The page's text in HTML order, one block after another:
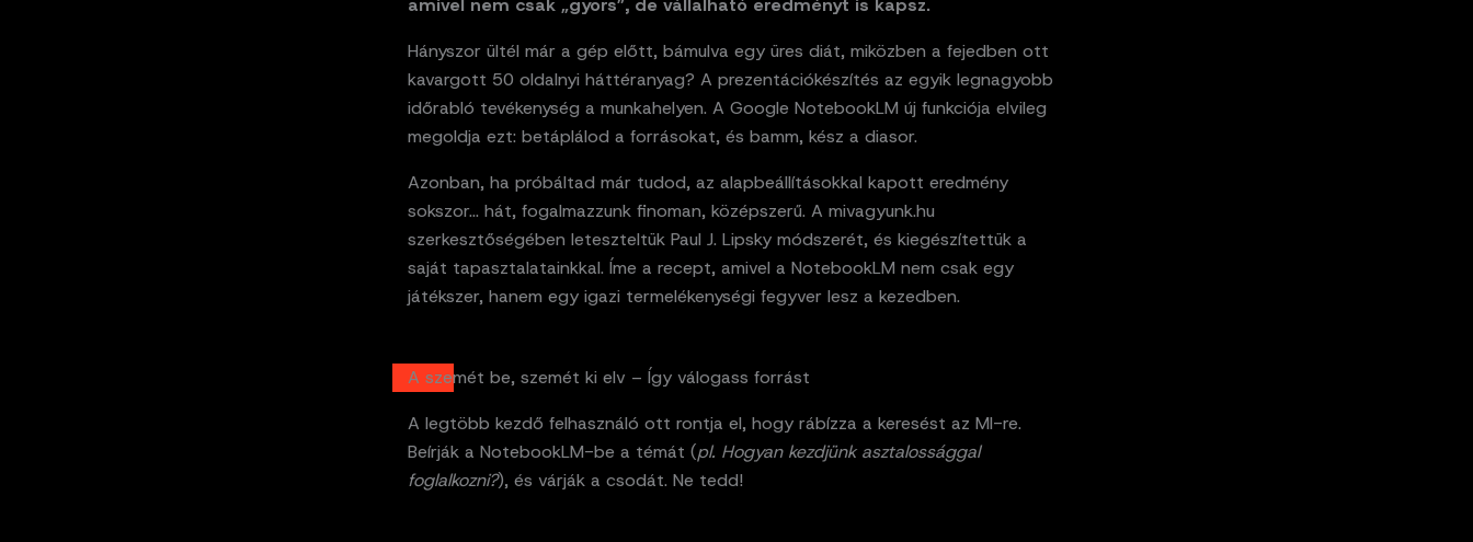
Hányszor ültél már a gép előtt, bámulva egy üres diát, miközben a fejedben ott
kavargott 50 oldalnyi háttéranyag? A prezentációkészítés az egyik legnagyobb
időrabló tevékenység a munkahelyen. A Google NotebookLM új funkciója elvileg
megoldja ezt: betáplálod a forrásokat, és bamm, kész a diasor.
Azonban, ha próbáltad már tudod, az alapbeállításokkal kapott eredmény
sokszor… hát, fogalmazzunk finoman, középszerű. A mivagyunk.hu
szerkesztőségében leteszteltük Paul J. Lipsky módszerét, és kiegészítettük a
saját tapasztalatainkkal. Íme a recept, amivel a NotebookLM nem csak egy
játékszer, hanem egy igazi termelékenységi fegyver lesz a kezedben.
A szemét be, szemét ki elv – Így válogass forrást
A legtöbb kezdő felhasználó ott rontja el, hogy rábízza a keresést az MI-re.
Beírják a NotebookLM-be a témát (pl. Hogyan kezdjünk asztalossággal
foglalkozni?), és várják a csodát. Ne tedd!